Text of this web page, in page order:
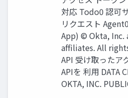
対応 Todo0 認可
リクエスト
App) © Okta, Inc.
afﬁliates. All
API 受け取ったア
APIを 利用 DATA
OKTA, INC.